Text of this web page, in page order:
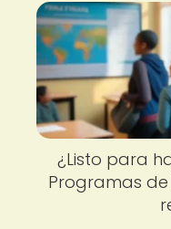
¿Listo para
Programas